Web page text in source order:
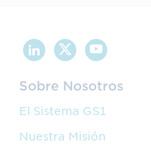
Sobre Nosotros
El Sistema GS1
Nuestra Misión